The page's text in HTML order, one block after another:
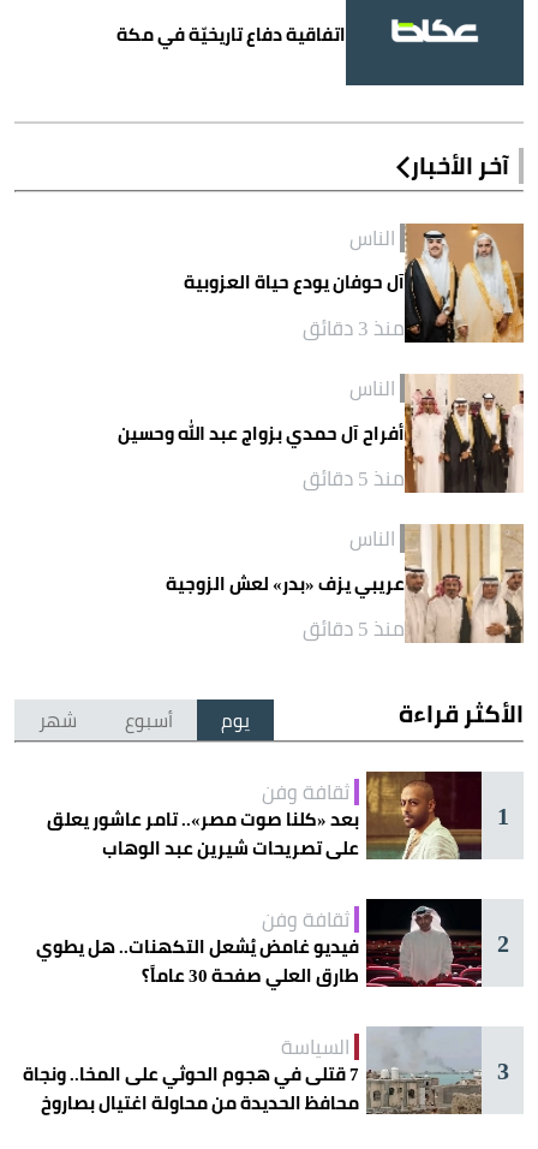
اتفاقية دفاع تاريخيّة في مكة
آخر الأخبار
الناس
آل حوفان يودع حياة العزوبية
منذ 3 دقائق
الناس
أفراح آل حمدي بزواج عبد الله وحسين
منذ 5 دقائق
الناس
عريبي يزف «بدر» لعش الزوجية
منذ 5 دقائق
الأكثر قراءة يوم أسبوع شهر
1
ثقافة وفن
بعد «كلنا صوت مصر».. تامر عاشور يعلق
على تصريحات شيرين عبد الوهاب
2
ثقافة وفن
فيديو غامض يُشعل التكهنات.. هل يطوي
طارق العلي صفحة 30 عاماً؟
3
السياسة
7 قتلى في هجوم الحوثي على المخا.. ونجاة
محافظ الحديدة من محاولة اغتيال بصاروخ